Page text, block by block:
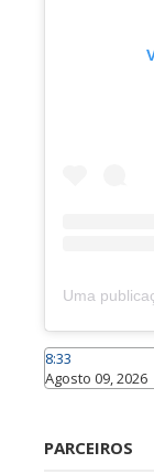
8:33
Agosto 09, 2026
PARCEIROS